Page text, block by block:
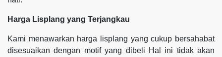
Harga Lisplang yang Terjangkau
Kami menawarkan harga lisplang yang cukup bersahabat
disesuaikan dengan motif yang dibeli Hal ini tidak akan